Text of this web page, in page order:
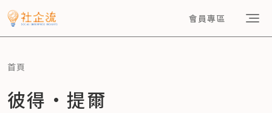
會員專區
首頁
彼得•提爾